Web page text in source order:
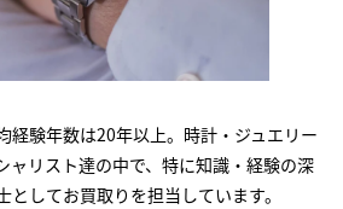
経験年数は20年以上。時計・ジュエリー
ャリスト達の中で、特に知識・経験の深
してお買取りを担当しています。